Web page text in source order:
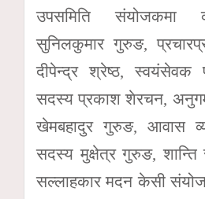
उपसमिति संयोजकमा
सुनिलकुमार गुरुङ,
दीपेन्द्र श्रेष्ठ, स्वयंसेवक
सदस्य प्रकाश शेरचन,
खेमबहादुर गुरुङ, आवास
सदस्य मुक्षेत्र गुरुङ, शान्ति
सल्लाहकार मदन केसी